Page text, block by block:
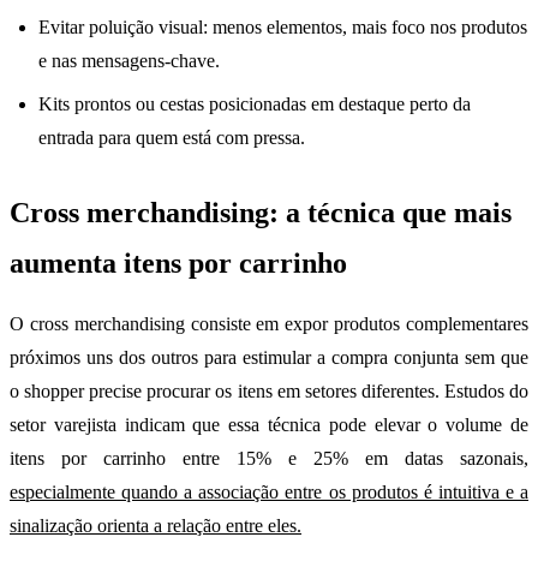
Evitar poluição visual: menos elementos, mais foco nos produtos
e nas mensagens-chave.
Kits prontos ou cestas posicionadas em destaque perto da
entrada para quem está com pressa.
Cross merchandising: a técnica que mais
aumenta itens por carrinho
O cross merchandising consiste em expor produtos complementares
próximos uns dos outros para estimular a compra conjunta sem que
o shopper precise procurar os itens em setores diferentes. Estudos do
setor varejista indicam que essa técnica pode elevar o volume de
itens por carrinho entre 15% e 25% em datas sazonais,
especialmente quando a associação entre os produtos é intuitiva e a
sinalização orienta a relação entre eles.